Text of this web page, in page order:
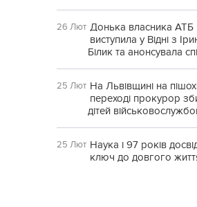
26 Лют Донька власника АТБ
виступила у Відні з
Білик та анонсувала
25 Лют На Львівщині на
переході прокурор
дітей
25 Лют Наука і 97 років
ключ до довгого